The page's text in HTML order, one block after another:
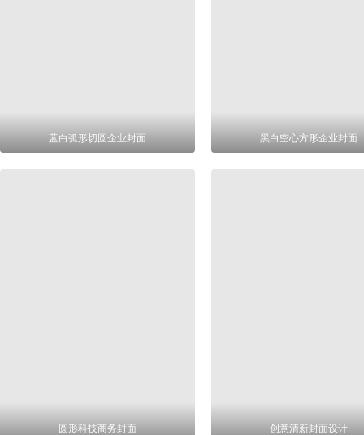
蓝白弧形切圆企业封面 黑白空心方形企业封面
圆形科技商务封面 创意清新封面设计